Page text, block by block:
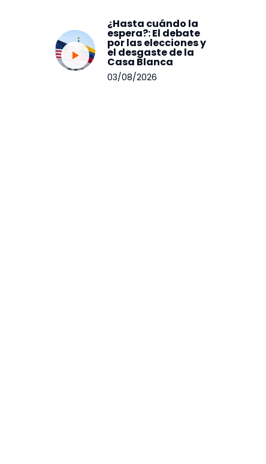
¿Hasta cuándo la
espera?: El debate
por las elecciones y
el desgaste de la
Casa Blanca
03/08/2026